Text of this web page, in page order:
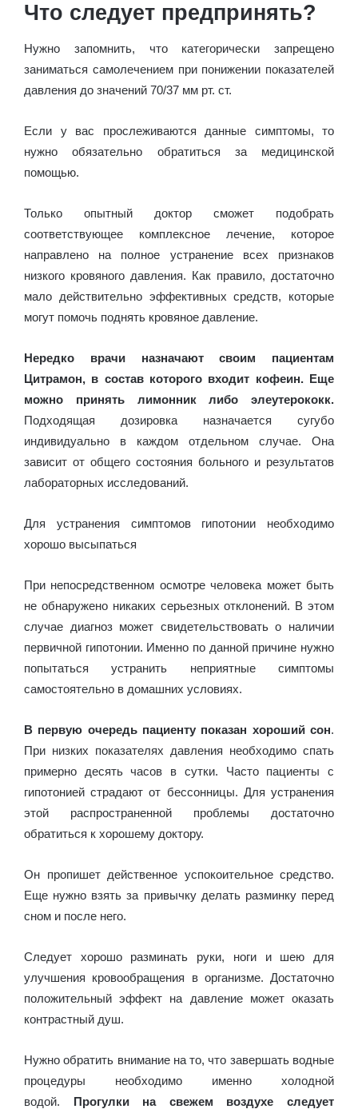
Что следует предпринять?
Нужно запомнить, что категорически запрещено
заниматься самолечением при понижении показателей
давления до значений 70/37 мм рт. ст.
Если у вас прослеживаются данные симптомы, то
нужно обязательно обратиться за медицинской
помощью.
Только опытный доктор сможет подобрать
соответствующее комплексное лечение, которое
направлено на полное устранение всех признаков
низкого кровяного давления. Как правило, достаточно
мало действительно эффективных средств, которые
могут помочь поднять кровяное давление.
Нередко врачи назначают своим пациентам
Цитрамон, в состав которого входит кофеин. Еще
можно принять лимонник либо элеутерококк.
Подходящая дозировка назначается сугубо
индивидуально в каждом отдельном случае. Она
зависит от общего состояния больного и результатов
лабораторных исследований.
Для устранения симптомов гипотонии необходимо
хорошо высыпаться
При непосредственном осмотре человека может быть
не обнаружено никаких серьезных отклонений. В этом
случае диагноз может свидетельствовать о наличии
первичной гипотонии. Именно по данной причине нужно
попытаться устранить неприятные симптомы
самостоятельно в домашних условиях.
В первую очередь пациенту показан хороший сон.
При низких показателях давления необходимо спать
примерно десять часов в сутки. Часто пациенты с
гипотонией страдают от бессонницы. Для устранения
этой распространенной проблемы достаточно
обратиться к хорошему доктору.
Он пропишет действенное успокоительное средство.
Еще нужно взять за привычку делать разминку перед
сном и после него.
Следует хорошо разминать руки, ноги и шею для
улучшения кровообращения в организме. Достаточно
положительный эффект на давление может оказать
контрастный душ.
Нужно обратить внимание на то, что завершать водные
процедуры необходимо именно холодной
водой. Прогулки на свежем воздухе следует